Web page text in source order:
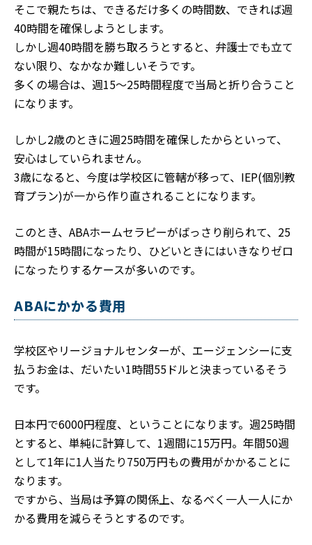
そこで親たちは、できるだけ多くの時間数、できれば週
40時間を確保しようとします。
しかし週40時間を勝ち取ろうとすると、弁護士でも立て
ない限り、なかなか難しいそうです。
多くの場合は、週15～25時間程度で当局と折り合うこと
になります。
しかし2歳のときに週25時間を確保したからといって、
安心はしていられません。
3歳になると、今度は学校区に管轄が移って、IEP(個別教
育プラン)が一から作り直されることになります。
このとき、ABAホームセラピーがばっさり削られて、25
時間が15時間になったり、ひどいときにはいきなりゼロ
になったりするケースが多いのです。
ABAにかかる費用
学校区やリージョナルセンターが、エージェンシーに支
払うお金は、だいたい1時間55ドルと決まっているそう
です。
日本円で6000円程度、ということになります。週25時間
とすると、単純に計算して、1週間に15万円。年間50週
として1年に1人当たり750万円もの費用がかかることに
なります。
ですから、当局は予算の関係上、なるべく一人一人にか
かる費用を減らそうとするのです。